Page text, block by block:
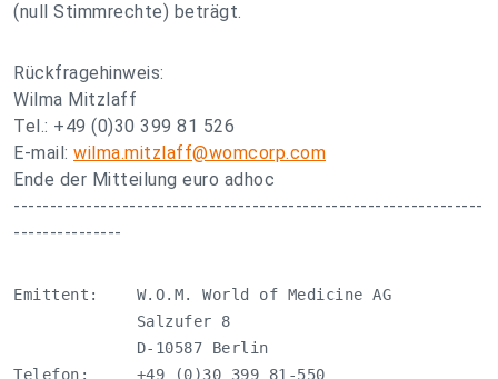
(null Stimmrechte) beträgt.
Rückfragehinweis:
Wilma Mitzlaff
Tel.: +49 (0)30 399 81 526
E-mail: wilma.mitzlaff@womcorp.com
Ende der Mitteilung euro adhoc
-----------------------------------------------------------------
---------------
Emittent:    W.O.M. World of Medicine AG
             Salzufer 8
             D-10587 Berlin
Telefon:     +49 (0)30 399 81-550